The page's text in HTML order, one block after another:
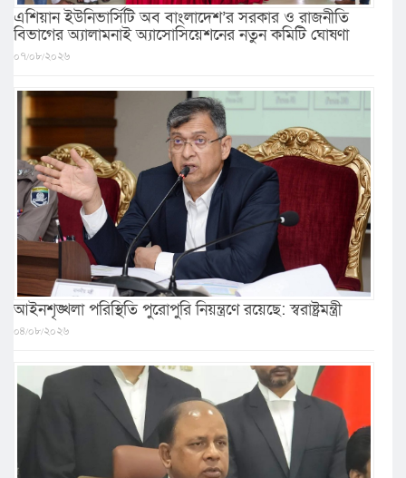
এশিয়ান ইউনিভার্সিটি অব বাংলাদেশ’র সরকার ও রাজনীতি
বিভাগের অ্যালামনাই অ্যাসোসিয়েশনের নতুন কমিটি ঘোষণা
০৭/০৮/২০২৬
আইনশৃঙ্খলা পরিস্থিতি পুরোপুরি নিয়ন্ত্রণে রয়েছে: স্বরাষ্ট্রমন্ত্রী
০৪/০৮/২০২৬